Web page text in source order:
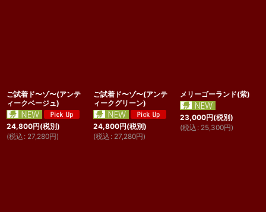
ご試着ド〜ゾ〜(アンテ
ィークベージュ)
24,800円(税別)
(税込 : 27,280円)
ご試着ド〜ゾ〜(アンテ
ィークグリーン)
24,800円(税別)
(税込 : 27,280円)
メリーゴーランド(紫)
23,000円(税別)
(税込 : 25,300円)